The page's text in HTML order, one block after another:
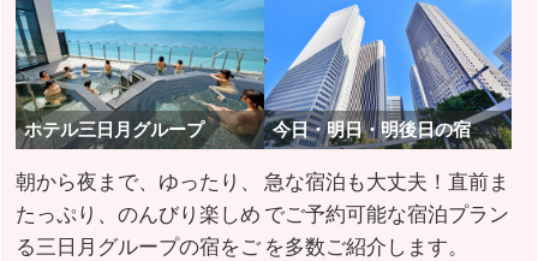
ホテル三日月グループ
朝から夜まで、ゆったり、
たっぷり、のんびり楽しめ
る三日月グループの宿をご
今日・明日・明後日の宿
急な宿泊も大丈夫！直前ま
でご予約可能な宿泊プラン
を多数ご紹介します。